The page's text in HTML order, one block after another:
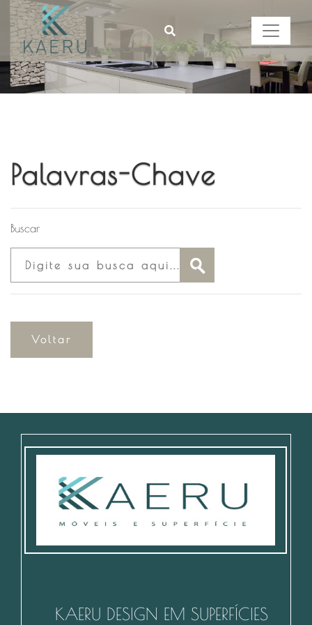
Palavras-Chave
Buscar
Voltar
KAERU DESIGN EM SUPERFÍCIES